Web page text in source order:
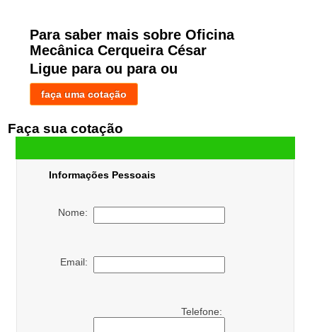
Para saber mais sobre Oficina
Mecânica Cerqueira César
Ligue para ou para ou
faça uma cotação
Faça sua cotação
Informações Pessoais
Nome:
Email:
Telefone: